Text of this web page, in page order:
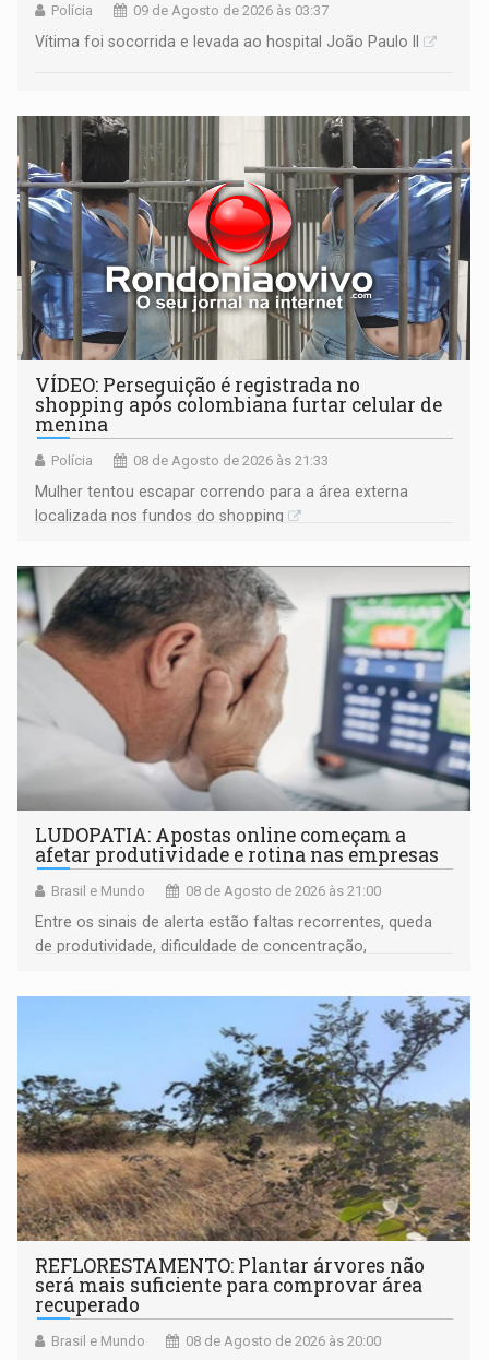
Polícia 09 de Agosto de 2026 às 03:37
Vítima foi socorrida e levada ao hospital João Paulo II
VÍDEO: Perseguição é registrada no
shopping após colombiana furtar celular de
menina
Polícia 08 de Agosto de 2026 às 21:33
Mulher tentou escapar correndo para a área externa
localizada nos fundos do shopping
LUDOPATIA: Apostas online começam a
afetar produtividade e rotina nas empresas
Brasil e Mundo 08 de Agosto de 2026 às 21:00
Entre os sinais de alerta estão faltas recorrentes, queda
de produtividade, dificuldade de concentração,
REFLORESTAMENTO: Plantar árvores não
será mais suficiente para comprovar área
recuperado
Brasil e Mundo 08 de Agosto de 2026 às 20:00